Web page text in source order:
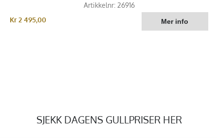
Artikkelnr: 26916
Kr 2 495,00
SJEKK DAGENS GULLPRISER HER